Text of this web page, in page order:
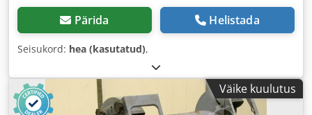
Pärida Helistada
Seisukord: hea (kasutatud),
Väike kuulutus